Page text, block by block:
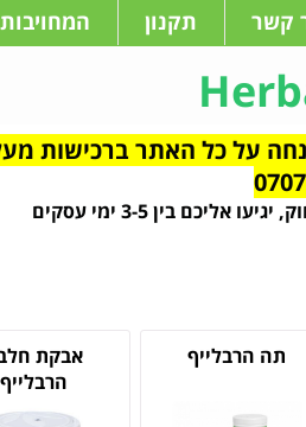
קשר תקנון
בין 3-5 ימי עסקים
תה הרבלייף
אבקת
הרבלייף